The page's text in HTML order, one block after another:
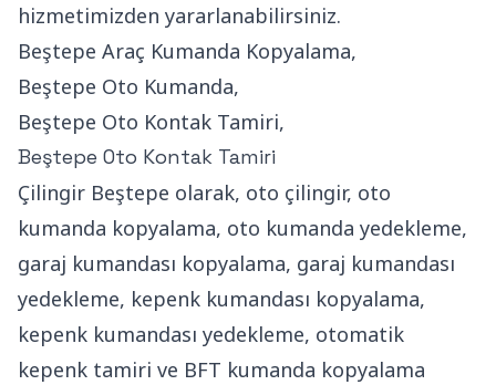
hizmetimizden yararlanabilirsiniz.
Beştepe Araç Kumanda Kopyalama,
Beştepe Oto Kumanda,
Beştepe Oto Kontak Tamiri,
Beştepe Oto Kontak Tamiri
Çilingir Beştepe olarak, oto çilingir, oto
kumanda kopyalama, oto kumanda yedekleme,
garaj kumandası kopyalama, garaj kumandası
yedekleme, kepenk kumandası kopyalama,
kepenk kumandası yedekleme, otomatik
kepenk tamiri ve BFT kumanda kopyalama